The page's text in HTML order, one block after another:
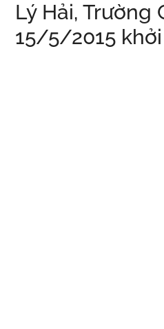
Lý Hải, Trường
15/5/2015